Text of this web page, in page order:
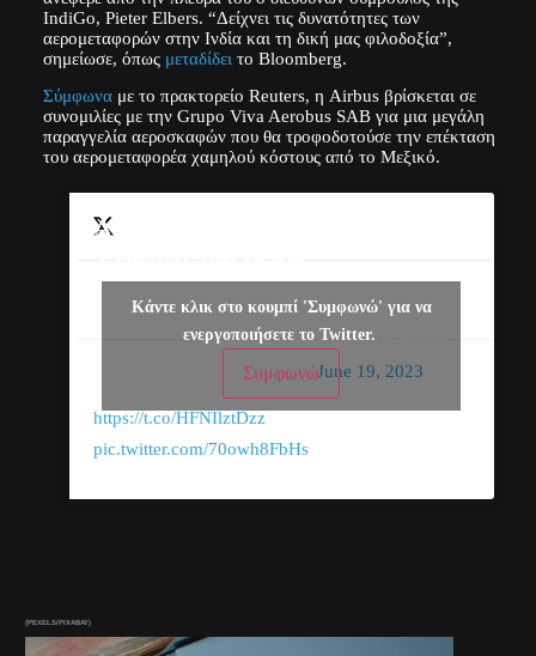
IndiGo, Pieter Elbers. “Δείχνει τις δυνατότητες των
αερομεταφορών στην Ινδία και τη δική μας φιλοδοξία”,
σημείωσε, όπως μεταδίδει το Bloomberg.
Σύμφωναμε το πρακτορείο Reuters, η Airbus βρίσκεται σε
συνομιλίες με την Grupo Viva Aerobus SAB για μια μεγάλη
παραγγελία αεροσκαφών που θα τροφοδοτούσε την επέκταση
του αερομεταφορέα χαμηλού κόστους από το Μεξικό.
Airbus announced
deal with Indian
airline IndiGo on
day one of the
Paris Airshow
https://t.co/HFNIlztDzz
pic.twitter.com/70owh8FbHs
— Reuters
(@Reuters)
June 19, 2023
Κάντε κλικ στο κουμπί 'Συμφωνώ' για να
ενεργοποιήσετε το Twitter.
Συμφωνώ
(PEXELS/PIXABAY)